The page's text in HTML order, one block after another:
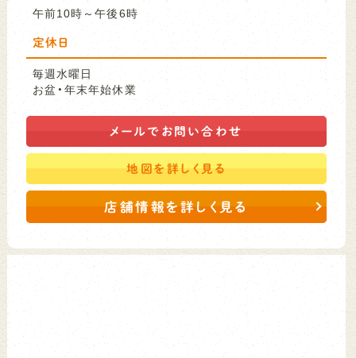
午前10時～午後6時
定休日
毎週水曜日
お盆・年末年始休業
メールで お問い合わせ
地図を詳しく見る
店舗情報を詳しく見る